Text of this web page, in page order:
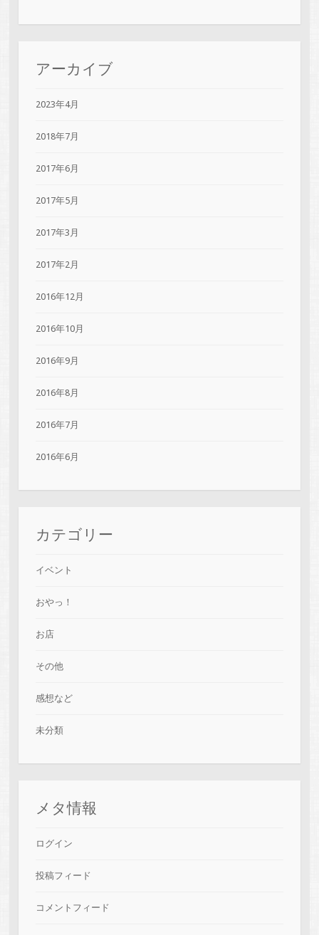
アーカイブ
2023年4月
2018年7月
2017年6月
2017年5月
2017年3月
2017年2月
2016年12月
2016年10月
2016年9月
2016年8月
2016年7月
2016年6月
カテゴリー
イベント
おやっ！
お店
その他
感想など
未分類
メタ情報
ログイン
投稿フィード
コメントフィード